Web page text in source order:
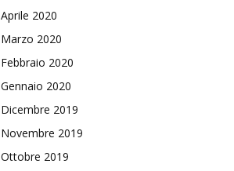
Aprile 2020
Marzo 2020
Febbraio 2020
Gennaio 2020
Dicembre 2019
Novembre 2019
Ottobre 2019